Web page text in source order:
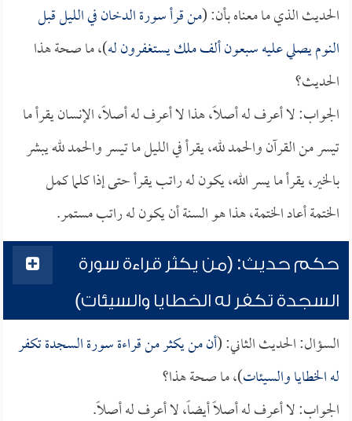
الحديث الذي ما معناه بأن: (من قرأ سورة الدخان في الليل قبل
النوم يصلي عليه سبعون ألف ملك يستغفرون له)، ما صحة هذا
الحديث؟
الجواب: لا أعرف له أصلاً، هذا لا أعرف له أصلاً، الإنسان يقرأ ما
تيسر من القرآن والحمد لله، يقرأ في الليل ما تيسر والحمد لله يبشر
بالخير، يقرأ ما يسر الله، يكون له راتب يقرأ حتى إذا كلما كمل
الختمة أعاد الختمة، هذا هو السنة أن يكون له راتب مستمر.
حكم حديث: (من يكثر قراءة سورة
السجدة تكفر له الخطايا والسيئات)
السؤال: الحديث الثاني: (أن من يكثر من قراءة سورة السجدة تكفر
له الخطايا والسيئات)، ما صحة هذا؟
الجواب: لا أعرف له أصلاً أيضاً، لا أعرف له أصلاً.